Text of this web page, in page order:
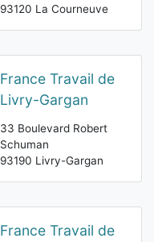
93120 La Courneuve
France Travail de
Livry-Gargan
33 Boulevard Robert
Schuman
93190 Livry-Gargan
France Travail de